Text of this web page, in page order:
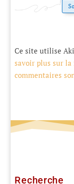
Ce site utilise
savoir plus sur la
commentaires
Recherche